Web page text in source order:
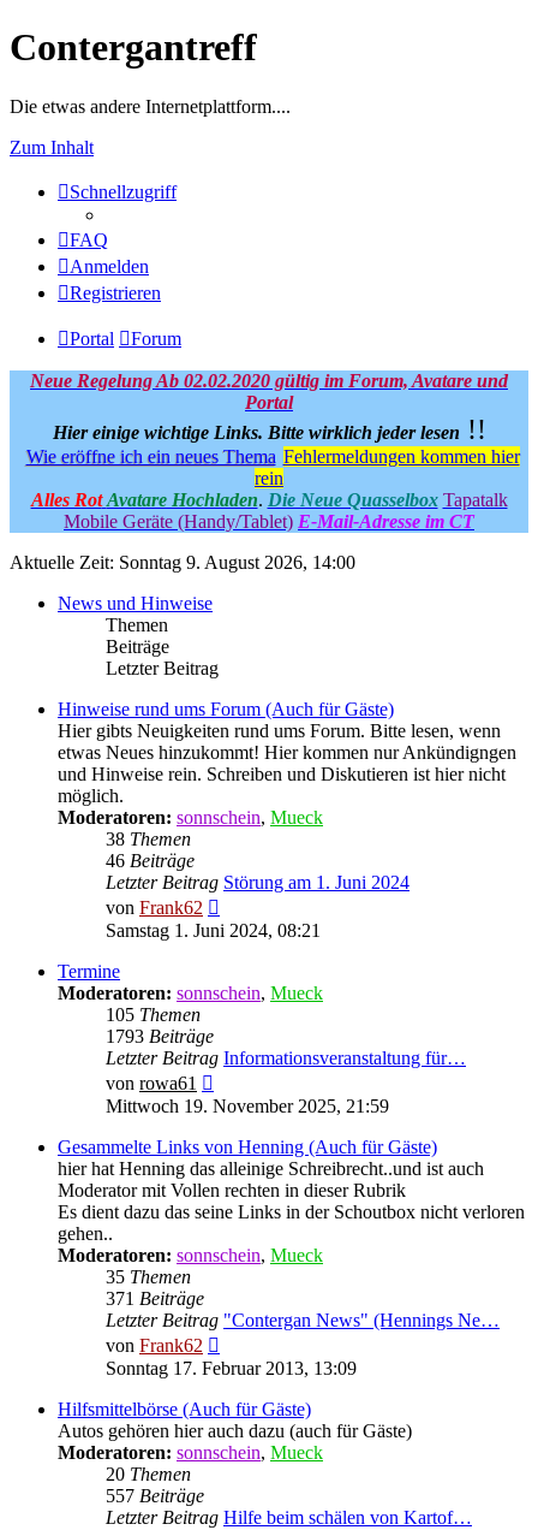
Contergantreff
Die etwas andere Internetplattform....
Zum Inhalt
Schnellzugriff
FAQ
Anmelden
Registrieren
Portal Forum
Neue Regelung Ab 02.02.2020 gültig im Forum, Avatare und
Portal
Hier einige wichtige Links. Bitte wirklich jeder lesen !!
Wie eröffne ich ein neues Thema Fehlermeldungen kommen hier
rein
Alles Rot Avatare Hochladen. Die Neue Quasselbox Tapatalk
Mobile Geräte (Handy/Tablet) E-Mail-Adresse im CT
Aktuelle Zeit: Sonntag 9. August 2026, 14:00
News und Hinweise
Themen
Beiträge
Letzter Beitrag
Hinweise rund ums Forum (Auch für Gäste)
Hier gibts Neuigkeiten rund ums Forum. Bitte lesen, wenn
etwas Neues hinzukommt! Hier kommen nur Ankündigngen
und Hinweise rein. Schreiben und Diskutieren ist hier nicht
möglich.
Moderatoren: sonnschein, Mueck
38 Themen
46 Beiträge
Letzter Beitrag Störung am 1. Juni 2024
von Frank62
Beitrag
Samstag 1. Juni 2024, 08:21
Termine
Moderatoren: sonnschein, Mueck
105 Themen
1793 Beiträge
Letzter Beitrag Informationsveranstaltung für…
von rowa61
Beitrag
Mittwoch 19. November 2025, 21:59
Gesammelte Links von Henning (Auch für Gäste)
hier hat Henning das alleinige Schreibrecht..und ist auch
Moderator mit Vollen rechten in dieser Rubrik
Es dient dazu das seine Links in der Schoutbox nicht verloren
gehen..
Moderatoren: sonnschein, Mueck
35 Themen
371 Beiträge
Letzter Beitrag "Contergan News" (Hennings Ne…
von Frank62
Beitrag
Sonntag 17. Februar 2013, 13:09
Hilfsmittelbörse (Auch für Gäste)
Autos gehören hier auch dazu (auch für Gäste)
Moderatoren: sonnschein, Mueck
20 Themen
557 Beiträge
Letzter Beitrag Hilfe beim schälen von Kartof…